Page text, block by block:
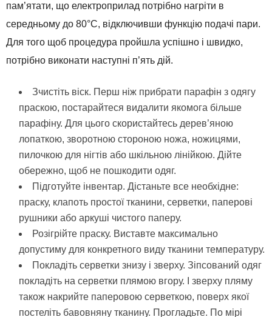
пам’ятати, що електроприлад потрібно нагріти в
середньому до 80°С, відключивши функцію подачі пари.
Для того щоб процедура пройшла успішно і швидко,
потрібно виконати наступні п’ять дій.
Зчистіть віск. Перш ніж прибрати парафін з одягу
праскою, постарайтеся видалити якомога більше
парафіну. Для цього скористайтесь дерев’яною
лопаткою, зворотною стороною ножа, ножицями,
пилочкою для нігтів або шкільною лінійкою. Дійте
обережно, щоб не пошкодити одяг.
Підготуйте інвентар. Дістаньте все необхідне:
праску, клапоть простої тканини, серветки, паперові
рушники або аркуші чистого паперу.
Розігрійте праску. Виставте максимально
допустиму для конкретного виду тканини температуру.
Покладіть серветки знизу і зверху. Зіпсований одяг
покладіть на серветки плямою вгору. І зверху пляму
також накрийте паперовою серветкою, поверх якої
постеліть бавовняну тканину. Прогладьте. По мірі